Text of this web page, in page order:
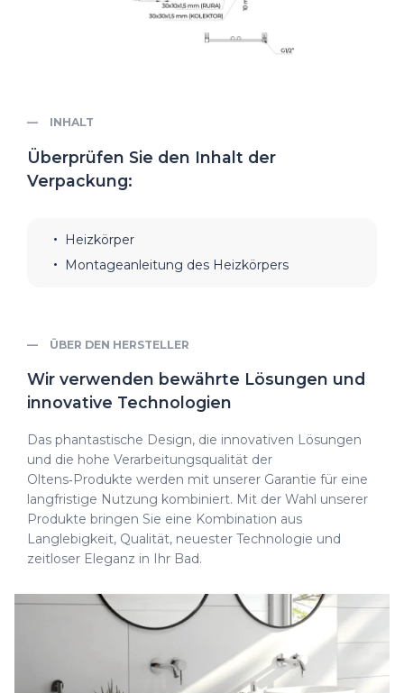
INHALT
Überprüfen Sie den Inhalt der
Verpackung:
Heizkörper
Montageanleitung des Heizkörpers
ÜBER DEN HERSTELLER
Wir verwenden bewährte Lösungen und
innovative Technologien
Das phantastische Design, die innovativen Lösungen
und die hohe Verarbeitungsqualität der
Oltens‑Produkte werden mit unserer Garantie für eine
langfristige Nutzung kombiniert. Mit der Wahl unserer
Produkte bringen Sie eine Kombination aus
Langlebigkeit, Qualität, neuester Technologie und
zeitloser Eleganz in Ihr Bad.